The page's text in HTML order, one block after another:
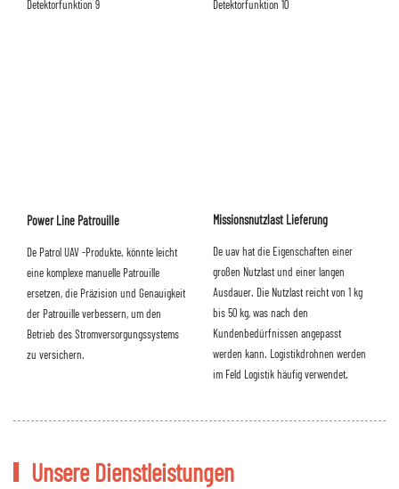
Power Line Patrouille
De Patrol UAV -Produkte. könnte leicht
eine komplexe manuelle Patrouille
ersetzen, die Präzision und Genauigkeit
der Patrouille verbessern, um den
Betrieb des Stromversorgungssystems
zu versichern.
Missionsnutzlast Lieferung
De uav hat die Eigenschaften einer
großen Nutzlast und einer langen
Ausdauer. Die Nutzlast reicht von 1 kg
bis 50 kg, was nach den
Kundenbedürfnissen angepasst
werden kann. Logistikdrohnen werden
im Feld Logistik häufig verwendet.
Unsere Dienstleistungen